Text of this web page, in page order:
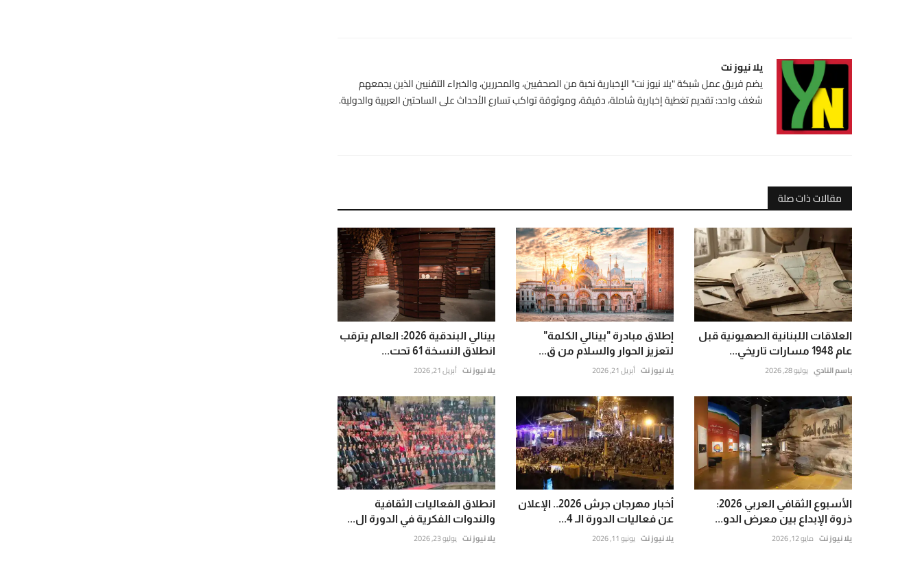
يلا نيوز نت
يضم فريق عمل شبكة "يلا نيوز نت" الإخبارية نخبة من الصحفيين، والمحررين، والخبراء التقنيين الذين يجمعهم
شغف واحد: تقديم تغطية إخبارية شاملة، دقيقة، وموثوقة تواكب تسارع الأحداث على الساحتين العربية والدولية.
مقالات ذات صلة
العلاقات اللبنانية الصهيونية قبل
عام 1948 مسارات تاريخي...
باسم النادي يوليو 28, 2026
إطلاق مبادرة "بينالي الكلمة"
لتعزيز الحوار والسلام من ق...
يلا نيوز نت أبريل 21, 2026
بينالي البندقية 2026: العالم يترقب
انطلاق النسخة 61 تحت...
يلا نيوز نت أبريل 21, 2026
الأسبوع الثقافي العربي 2026:
ذروة الإبداع بين معرض الدو...
يلا نيوز نت مايو 12, 2026
أخبار مهرجان جرش 2026.. الإعلان
عن فعاليات الدورة الـ 4...
يلا نيوز نت يونيو 11, 2026
انطلاق الفعاليات الثقافية
والندوات الفكرية في الدورة ال...
يلا نيوز نت يوليو 23, 2026